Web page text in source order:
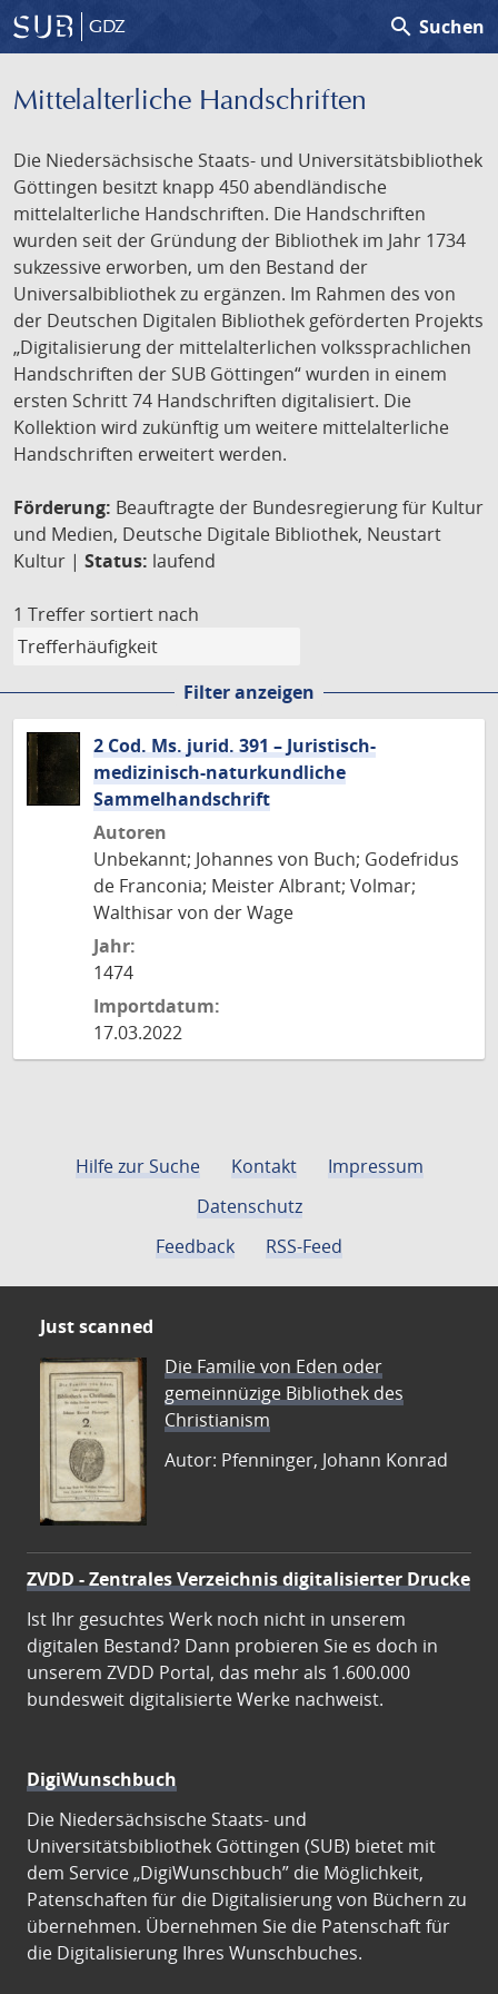
GDZ search Suchen
Mittelalterliche Handschriften
Die Niedersächsische Staats- und Universitätsbibliothek
Göttingen besitzt knapp 450 abendländische
mittelalterliche Handschriften. Die Handschriften
wurden seit der Gründung der Bibliothek im Jahr 1734
sukzessive erworben, um den Bestand der
Universalbibliothek zu ergänzen. Im Rahmen des von
der Deutschen Digitalen Bibliothek geförderten Projekts
„Digitalisierung der mittelalterlichen volkssprachlichen
Handschriften der SUB Göttingen“ wurden in einem
ersten Schritt 74 Handschriften digitalisiert. Die
Kollektion wird zukünftig um weitere mittelalterliche
Handschriften erweitert werden.
Förderung: Beauftragte der Bundesregierung für Kultur
und Medien, Deutsche Digitale Bibliothek, Neustart
Kultur | Status: laufend
1 Treffer sortiert nach
Filter anzeigen
2 Cod. Ms. jurid. 391 – Juristisch-
medizinisch-naturkundliche
Sammelhandschrift
Autoren
Unbekannt; Johannes von Buch; Godefridus
de Franconia; Meister Albrant; Volmar;
Walthisar von der Wage
Jahr:
1474
Importdatum:
17.03.2022
Hilfe zur Suche Kontakt
Impressum
Datenschutz
Feedback
RSS-Feed
Just scanned
Die Familie von Eden oder
gemeinnüzige Bibliothek des
Christianism
Autor: Pfenninger, Johann Konrad
ZVDD - Zentrales Verzeichnis digitalisierter Drucke
Ist Ihr gesuchtes Werk noch nicht in unserem
digitalen Bestand? Dann probieren Sie es doch in
unserem ZVDD Portal, das mehr als 1.600.000
bundesweit digitalisierte Werke nachweist.
DigiWunschbuch
Die Niedersächsische Staats- und
Universitätsbibliothek Göttingen (SUB) bietet mit
dem Service „DigiWunschbuch” die Möglichkeit,
Patenschaften für die Digitalisierung von Büchern zu
übernehmen. Übernehmen Sie die Patenschaft für
die Digitalisierung Ihres Wunschbuches.